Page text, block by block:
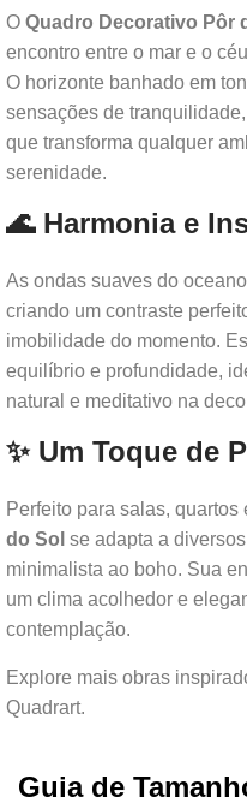
O Quadro Decorativo Pôr
encontro entre o mar e o
O horizonte banhado em
sensações de
que transforma qualquer
serenidade.
🌊 Harmonia e
As ondas suaves do
criando um contraste
imobilidade do momento.
equilíbrio e profundidade,
natural e meditativo na
✨ Um Toque de
Perfeito para salas,
do Sol se adapta a
minimalista ao boho. Sua
um clima acolhedor e
contemplação.
Explore mais obras
Quadrart.
Guia de